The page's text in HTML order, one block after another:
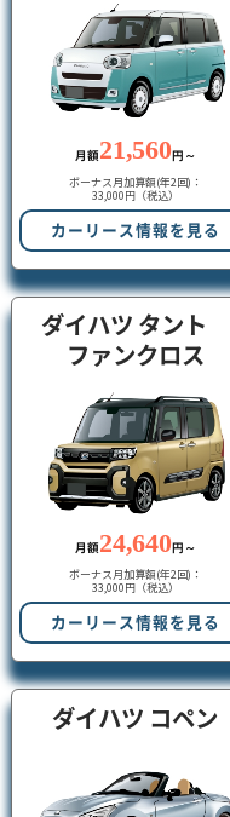
月額 21,560円～
ボーナス月加算額(年2回)：
33,000円（税込）
カーリース情報を見る
ダイハツ タント
ファンクロス
月額 24,640 円～
ボーナス月加算額(年2回)：
33,000円（税込）
カーリース情報を見る
ダイハツ コペン